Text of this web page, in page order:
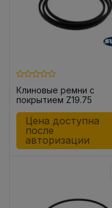
Клиновые ремни с
покрытием Z19.75
Цена доступна
после
авторизации